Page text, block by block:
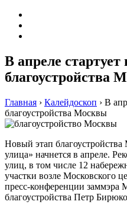
В апреле
благоустройства
Главная › Калейдоскоп › В
благоустройства Москвы
Новый этап
улица» начнется в апреле.
улиц, в том числе 12
участки возле Московского
пресс-конференции
благоустройства Петр